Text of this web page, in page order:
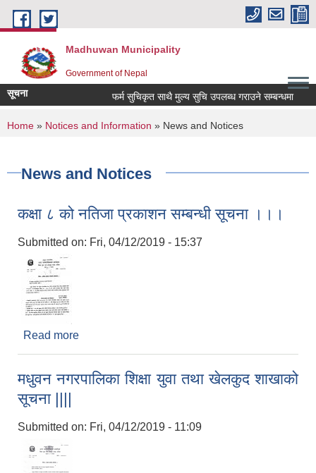
Skip to main content
Madhuwan Municipality
Government of Nepal
सूचना फर्म सुचिकृत साथै मुल्य सुचि उपलब्ध गराउने सम्बन्धमा
You are here
Home » Notices and Information » News and Notices
News and Notices
कक्षा ८ को नतिजा प्रकाशन सम्बन्धी सूचना ।।।
Submitted on: Fri, 04/12/2019 - 15:37
Read more
मधुवन नगरपालिका शिक्षा युवा तथा खेलकुद शाखाको
सूचना ||||
Submitted on: Fri, 04/12/2019 - 11:09